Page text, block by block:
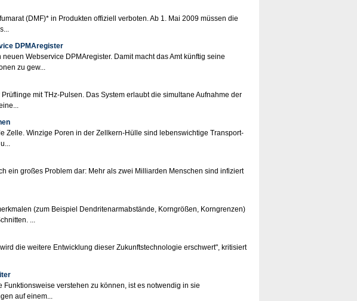
(DMF)* in Produkten offiziell verboten. Ab 1. Mai 2009 müssen die
DPMAregister
Webservice DPMAregister. Damit macht das Amt künftig seine
zu gew...
mit THz-Pulsen. Das System erlaubt die simultane Aufnahme der
Zelle. Winzige Poren in der Zellkern-Hülle sind lebenswichtige Transport-
ein großes Problem dar: Mehr als zwei Milliarden Menschen sind infiziert
(zum Beispiel Dendritenarmabstände, Korngrößen, Korngrenzen)
...
die weitere Entwicklung dieser Zukunftstechnologie erschwert", kritisiert
verstehen zu können, ist es notwendig in sie
auf einem...